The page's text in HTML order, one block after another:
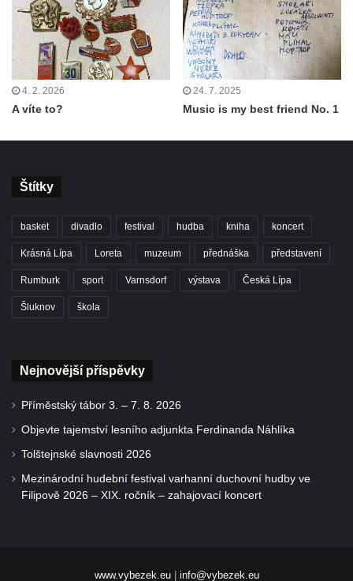
4. 2. 2026
A víte to?
24. 7. 2025
Music is my best friend No. 1
Štítky
basket divadlo festival hudba kniha koncert
Krásná Lípa Loreta muzeum přednáška představení
Rumburk sport Varnsdorf výstava Česká Lípa
Šluknov škola
Nejnovější příspěvky
Příměstský tábor 3. – 7. 8. 2026
Objevte tajemství lesního adjunkta Ferdinanda Náhlíka
Tolštejnské slavnosti 2026
Mezinárodní hudební festival varhanní duchovní hudby ve
Filipově 2026 – XIX. ročník – zahajovací koncert
www.vybezek.eu| info@vybezek.eu